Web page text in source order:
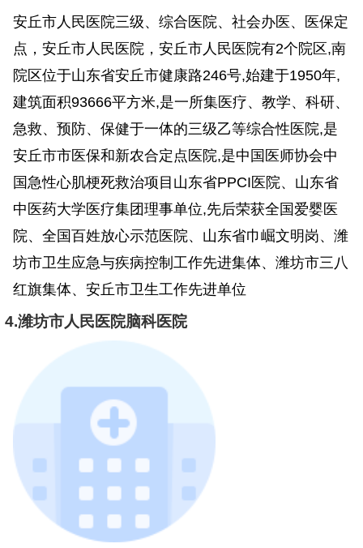
安丘市人民医院三级、综合医院、社会办医、医保定
点，安丘市人民医院，安丘市人民医院有2个院区,南
院区位于山东省安丘市健康路246号,始建于1950年,
建筑面积93666平方米,是一所集医疗、教学、科研、
急救、预防、保健于一体的三级乙等综合性医院,是
安丘市市医保和新农合定点医院,是中国医师协会中
国急性心肌梗死救治项目山东省PPCI医院、山东省
中医药大学医疗集团理事单位,先后荣获全国爱婴医
院、全国百姓放心示范医院、山东省巾崛文明岗、潍
坊市卫生应急与疾病控制工作先进集体、潍坊市三八
红旗集体、安丘市卫生工作先进单位
4.潍坊市人民医院脑科医院